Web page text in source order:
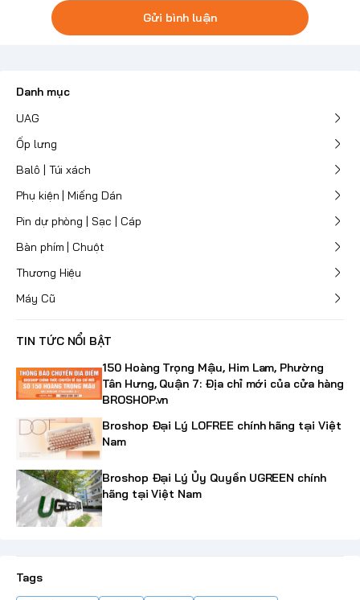
Gửi bình luận
Danh mục
UAG
Ốp lưng
Balô | Túi xách
Phụ kiện | Miếng Dán
Pin dự phòng | Sạc | Cáp
Bàn phím | Chuột
Thương Hiệu
Máy Cũ
TIN TỨC NỔI BẬT
150 Hoàng Trọng Mậu, Him Lam, Phường
Tân Hưng, Quận 7: Địa chỉ mới của cửa hàng
BROSHOP.vn
Broshop Đại Lý LOFREE chính hãng tại Việt
Nam
Broshop Đại Lý Ủy Quyền UGREEN chính
hãng tại Việt Nam
Tags